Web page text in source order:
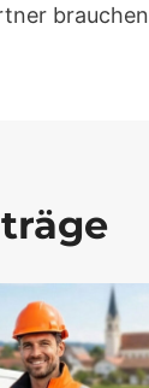
brauchen